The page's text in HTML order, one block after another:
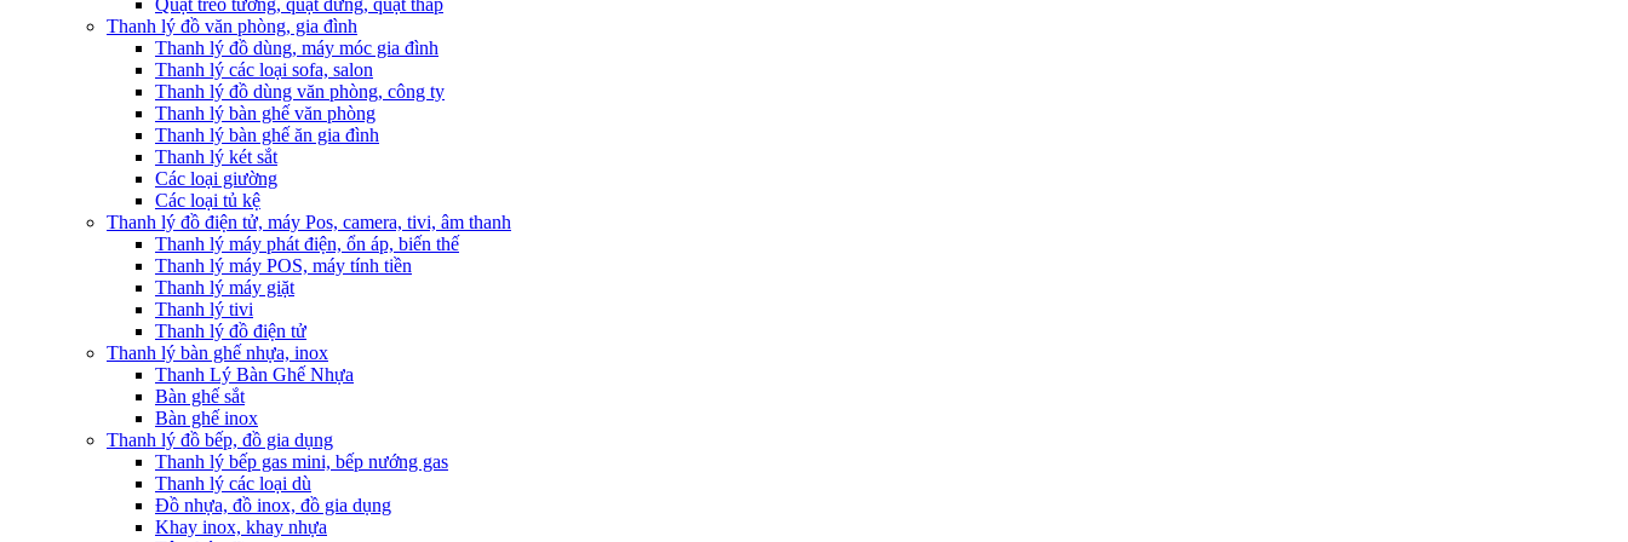
Quạt treo tường, quạt đứng, quạt tháp
Thanh lý đồ văn phòng, gia đình
Thanh lý đồ dùng, máy móc gia đình
Thanh lý các loại sofa, salon
Thanh lý đồ dùng văn phòng, công ty
Thanh lý bàn ghế văn phòng
Thanh lý bàn ghế ăn gia đình
Thanh lý két sắt
Các loại giường
Các loại tủ kệ
Thanh lý đồ điện tử, máy Pos, camera, tivi, âm thanh
Thanh lý máy phát điện, ổn áp, biến thế
Thanh lý máy POS, máy tính tiền
Thanh lý máy giặt
Thanh lý tivi
Thanh lý đồ điện tử
Thanh lý bàn ghế nhựa, inox
Thanh Lý Bàn Ghế Nhựa
Bàn ghế sắt
Bàn ghế inox
Thanh lý đồ bếp, đồ gia dụng
Thanh lý bếp gas mini, bếp nướng gas
Thanh lý các loại dù
Đồ nhựa, đồ inox, đồ gia dụng
Khay inox, khay nhựa